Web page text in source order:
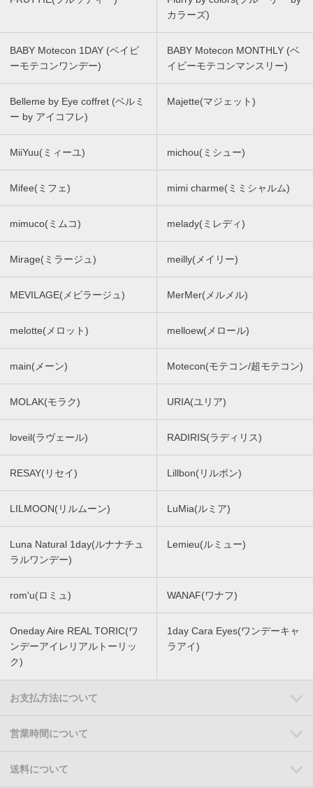
カラーズ)
BABY Motecon 1DAY (ベイビ
ーモテコンワンデー)
BABY Motecon MONTHLY (ベ
イビーモテコンマンスリー)
Belleme by Eye coffret (ベルミ
ー by アイコフレ)
Majette(マジェット)
MiiYuu(ミィーユ) michou(ミシュー)
Mifee(ミフェ) mimi charme(ミミシャルム)
mimuco(ミムコ) melady(ミレディ)
Mirage(ミラージュ) meilly(メイリー)
MEVILAGE(メビラージュ) MerMer(メルメル)
melotte(メロット) melloew(メロール)
main(メーン) Motecon(モテコン/超モテコン)
MOLAK(モラク) URIA(ユリア)
loveil(ラヴェール) RADIRIS(ラディリス)
RESAY(リセイ) Lillbon(リルボン)
LILMOON(リルムーン) LuMia(ルミア)
Luna Natural 1day(ルナナチュ
ラルワンデー)
Lemieu(ルミュー)
rom'u(ロミュ) WANAF(ワナフ)
Oneday Aire REAL TORIC(ワ
ンデーアイレリアルトーリッ
ク)
1day Cara Eyes(ワンデーキャ
ラアイ)
お支払方法について
営業時間について
送料について